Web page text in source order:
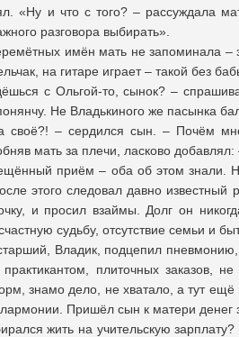
«Ну и что с того? – рассуждала
разговора выбирать».
имён мать не запоминала –
на гитаре играет – такой без
с Ольгой-то, сынок? –
Не Владькиного же пасынка
своё?! – сердился сын. – Почём
мать за плечи, ласково
приём – оба об этом знали.
этого следовал давно
и просил взаймы. Долг он
судьбу, отсутствие семьи и
Владик, подцепил
практикантом, плиточных заказов,
знамо дело, не хватало, а тут
Пришёл сын к матери денег
жить на учительскую